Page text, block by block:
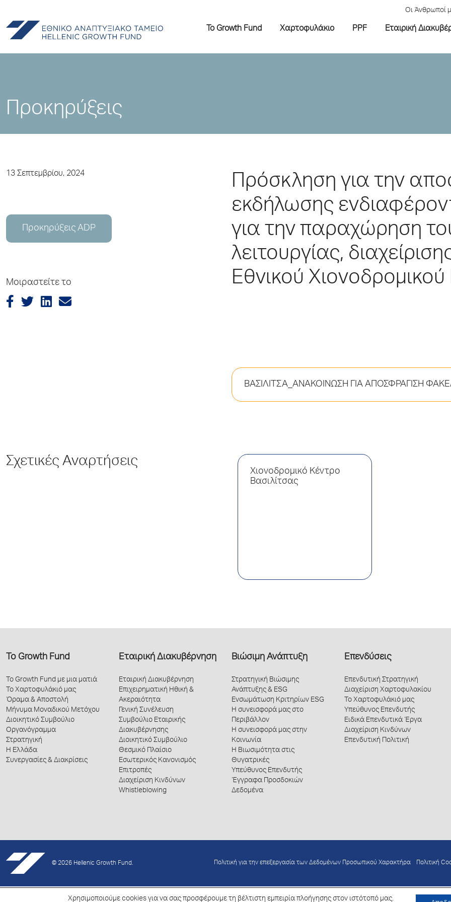
Οι Άνθρωποί
Το Growth Fund Χαρτοφυλάκιο PPF Εταιρική
Προκηρύξεις
13 Σεπτεμβρίου, 2024
Προκηρύξεις ADP
Μοιραστείτε το
Πρόσκληση για την
εκδήλωσης
για την παραχώρηση
λειτουργίας,
Εθνικού
ΒΑΣΙΛΙΤΣΑ_ΑΝΑΚΟΙΝΩΣΗ ΓΙΑ ΑΠΟΣΦΡΑΓΙΣΗ
Σχετικές Αναρτήσεις
Χιονοδρομικό Κέντρο
Βασιλίτσας
Το Growth Fund
Το Growth Fund με μια ματιά
Το Χαρτοφυλάκιό μας
Όραμα & Αποστολή
Μήνυμα Μοναδικού Μετόχου
Διοικητικό Συμβούλιο
Οργανόγραμμα
Στρατηγική
Η Ελλάδα
Συνεργασίες & Διακρίσεις
Εταιρική Διακυβέρνηση
Εταιρική Διακυβέρνηση
Επιχειρηματική Ηθική &
Ακεραιότητα
Γενική Συνέλευση
Συμβούλιο Εταιρικής
Διακυβέρνησης
Διοικητικό Συμβούλιο
Θεσμικό Πλαίσιο
Εσωτερικός Κανονισμός
Επιτροπές
Διαχείριση Κινδύνων
Whistleblowing
Βιώσιμη Ανάπτυξη
Στρατηγική Βιώσιμης
Ανάπτυξης & ESG
Ενσωμάτωση Κριτηρίων ESG
Η συνεισφορά μας στο
Περιβάλλον
Η συνεισφορά μας στην
Κοινωνία
Η Βιωσιμότητα στις
Θυγατρικές
Υπεύθυνος Επενδυτής
Έγγραφα Προσδοκιών
Δεδομένα
Επενδύσεις
Επενδυτική Στρατηγική
Διαχείριση Χαρτοφυλακίου
Το Χαρτοφυλάκιό μας
Υπεύθυνος Επενδυτής
Ειδικά Επενδυτικά Έργα
Διαχείριση Κινδύνων
Επενδυτική Πολιτική
© 2026 Hellenic Growth Fund. Πολιτική για την επεξεργασία των Δεδομένων Προσωπικού Χαρακτήρα Πολιτική
Χρησιμοποιούμε cookies για να σας προσφέρουμε τη βέλτιστη εμπειρία πλοήγησης στον ιστότοπό μας.